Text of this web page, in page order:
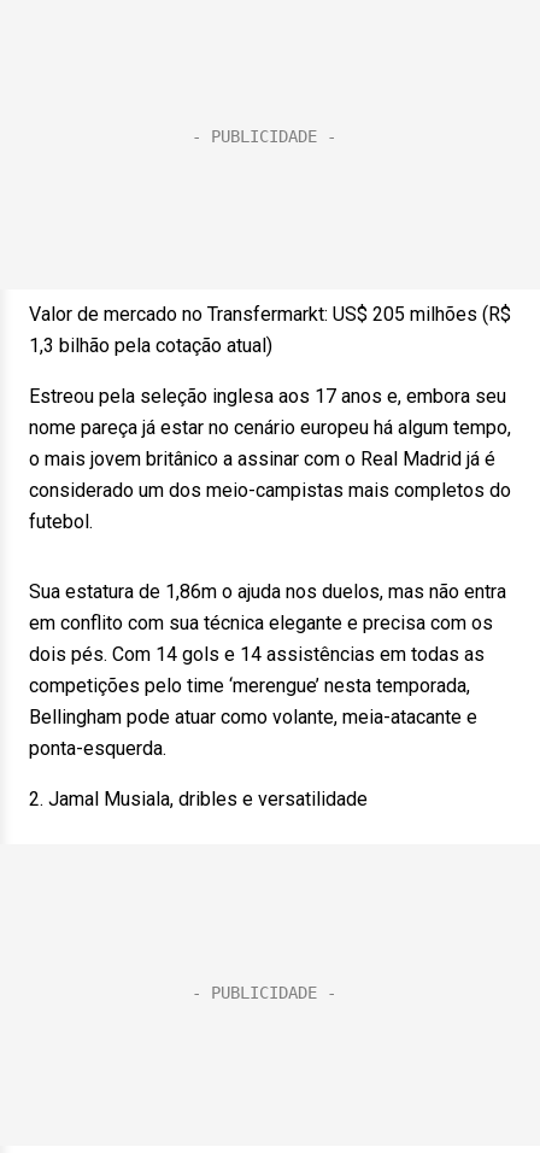
Valor de mercado no Transfermarkt: US$ 205 milhões (R$
1,3 bilhão pela cotação atual)
Estreou pela seleção inglesa aos 17 anos e, embora seu
nome pareça já estar no cenário europeu há algum tempo,
o mais jovem britânico a assinar com o Real Madrid já é
considerado um dos meio-campistas mais completos do
futebol.
Sua estatura de 1,86m o ajuda nos duelos, mas não entra
em conflito com sua técnica elegante e precisa com os
dois pés. Com 14 gols e 14 assistências em todas as
competições pelo time ‘merengue’ nesta temporada,
Bellingham pode atuar como volante, meia-atacante e
ponta-esquerda.
2. Jamal Musiala, dribles e versatilidade